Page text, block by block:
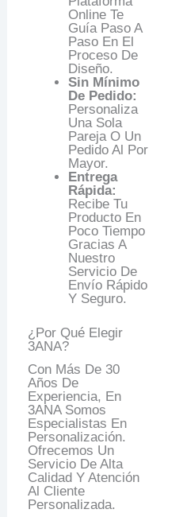
Online Te
Guía Paso A
Paso En El
Proceso De
Diseño.
Sin Mínimo
De Pedido:
Personaliza
Una Sola
Pareja O Un
Pedido Al Por
Mayor.
Entrega
Rápida:
Recibe Tu
Producto En
Poco Tiempo
Gracias A
Nuestro
Servicio De
Envío Rápido
Y Seguro.
¿Por Qué Elegir
3ANA?
Con Más De 30
Años De
Experiencia, En
3ANA Somos
Especialistas En
Personalización.
Ofrecemos Un
Servicio De Alta
Calidad Y Atención
Al Cliente
Personalizada.